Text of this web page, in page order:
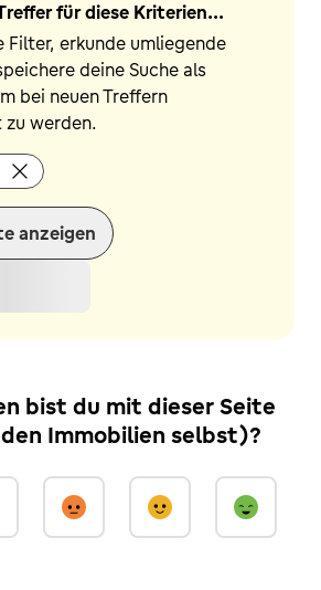
für diese Kriterien...
Filter, erkunde umliegende
deine Suche als
bei neuen Treffern
werden.
anzeigen
bist du mit dieser Seite
Immobilien selbst)?